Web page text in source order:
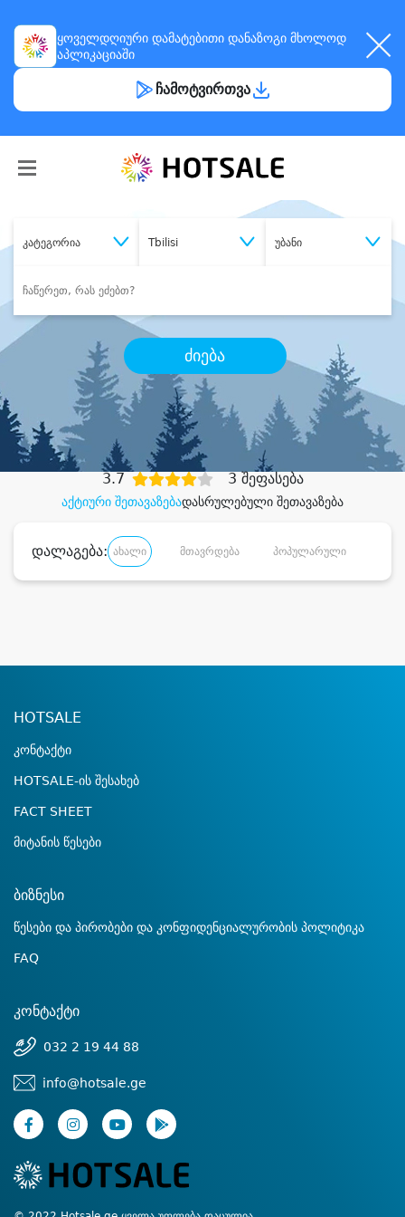
ყოველდღიური დამატებითი დანაზოგი მხოლოდ
აპლიკაციაში
ჩამოტვირთვა
კატეგორია Tbilisi უბანი
ძიება
შეიძინესასურველი მომსახურება
დიდი დანაზოგით
აქტიური შეთავაზებადასრულებული შეთავაზება
3.7 3 შეფასება
დალაგება: ახალი მთავრდება პოპულარული
HOTSALE
კონტაქტი
HOTSALE-ის შესახებ
FACT SHEET
მიტანის წესები
ბიზნესი
წესები და პირობები და კონფიდენციალურობის პოლიტიკა
FAQ
კონტაქტი
032 2 19 44 88
info@hotsale.ge